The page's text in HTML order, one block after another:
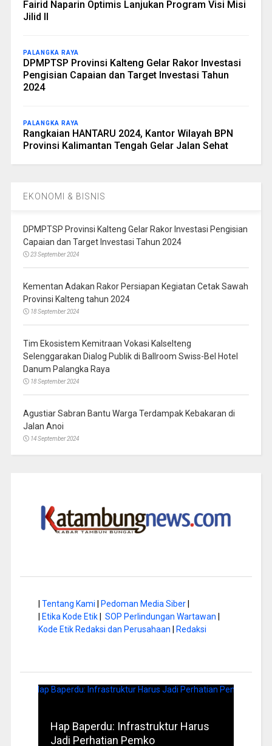
Fairid Naparin Optimis Lanjukan Program Visi Misi
Jilid II
PALANGKA RAYA
DPMPTSP Provinsi Kalteng Gelar Rakor Investasi
Pengisian Capaian dan Target Investasi Tahun
2024
PALANGKA RAYA
Rangkaian HANTARU 2024, Kantor Wilayah BPN
Provinsi Kalimantan Tengah Gelar Jalan Sehat
EKONOMI & BISNIS
DPMPTSP Provinsi Kalteng Gelar Rakor Investasi Pengisian
Capaian dan Target Investasi Tahun 2024
23 September 2024
Kementan Adakan Rakor Persiapan Kegiatan Cetak Sawah
Provinsi Kalteng tahun 2024
18 September 2024
Tim Ekosistem Kemitraan Vokasi Kalselteng
Selenggarakan Dialog Publik di Ballroom Swiss-Bel Hotel
Danum Palangka Raya
18 September 2024
Agustiar Sabran Bantu Warga Terdampak Kebakaran di
Jalan Anoi
14 September 2024
| Tentang Kami | Pedoman Media Siber|
| Etika Kode Etik| SOP Perlindungan Wartawan |
Kode Etik Redaksi dan Perusahaan | Redaksi
Hap Baperdu: Infrastruktur Harus
Jadi Perhatian Pemko